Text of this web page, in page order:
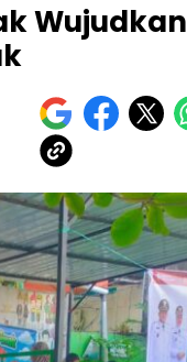
Wujudkan